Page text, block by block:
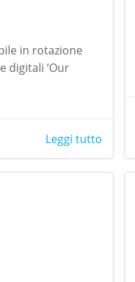
in rotazione
digitali ‘Our
Leggi tutto